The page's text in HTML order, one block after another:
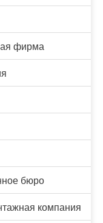
фирма
бюро
компания